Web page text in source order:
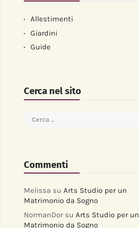
Allestimenti
Giardini
Guide
Cerca nel sito
Ricerca
Commenti
Melissa su Arts Studio per un
Matrimonio da Sogno
NormanDorsuArts Studio per un
Matrimonio da Sogno